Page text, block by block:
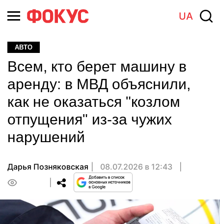
UA
АВТО
Всем, кто берет машину в
аренду: в МВД объяснили,
как не оказаться "козлом
отпущения" из-за чужих
нарушений
Дарья Позняковская
08.07.2026 в 12:43